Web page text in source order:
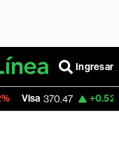
Ingresar
+0.52%